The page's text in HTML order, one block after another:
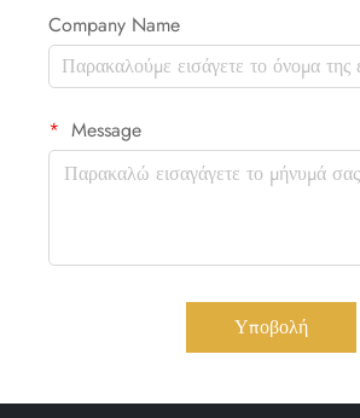
Company Name
Message
Υποβολή